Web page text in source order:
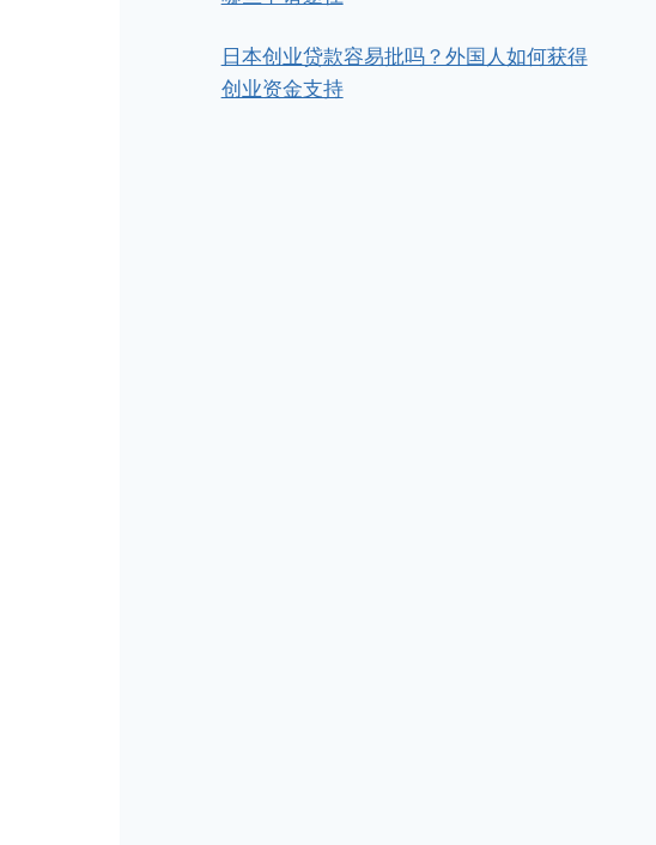
日本创业贷款容易批吗？外国人如何获得
创业资金支持